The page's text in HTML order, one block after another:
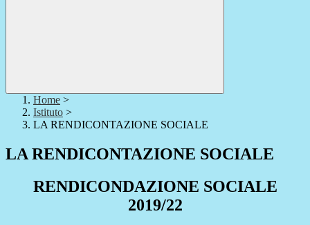
Home >
Istituto >
LA RENDICONTAZIONE SOCIALE
LA RENDICONTAZIONE SOCIALE
RENDICONDAZIONE SOCIALE
2019/22